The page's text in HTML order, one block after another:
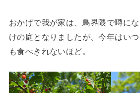
おかげで我が家は、鳥界隈で噂に
けの庭となりましたが、今年はい
も食べきれないほど。